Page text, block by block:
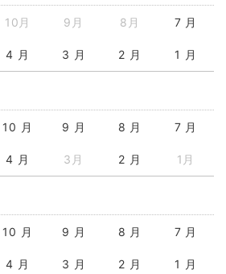
10月 9月 8月 7 月
4 月 3 月 2 月 1 月
10 月 9 月 8 月 7 月
4 月 3月 2 月 1月
10 月 9 月 8 月 7 月
4 月 3 月 2 月 1 月